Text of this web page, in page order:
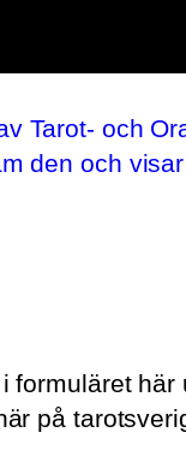
Tarot- och
den och
på